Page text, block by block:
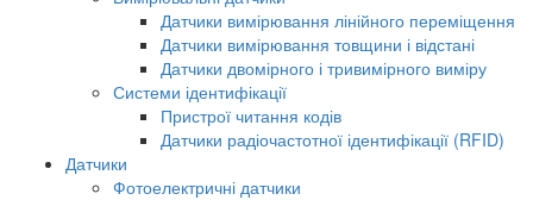
Датчики вимірювання лінійного переміщення
Датчики вимірювання товщини і відстані
Датчики двомірного і тривимірного виміру
Системи ідентифікації
Пристрої читання кодів
Датчики радіочастотної ідентифікації (RFID)
Датчики
Фотоелектричні датчики